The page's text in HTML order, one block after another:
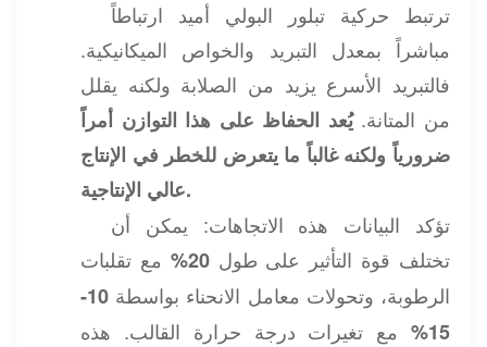
ترتبط حركية تبلور البولي أميد ارتباطاً
مباشراً بمعدل التبريد والخواص الميكانيكية.
فالتبريد الأسرع يزيد من الصلابة ولكنه يقلل
من المتانة.يُعد الحفاظ على هذا التوازن أمراً
ضرورياً ولكنه غالباً ما يتعرض للخطر في الإنتاج
عالي الإنتاجية.
تؤكد البيانات هذه الاتجاهات: يمكن أن
تختلف قوة التأثير على طول20%
مع تقلبات
الرطوبة، وتحولات معامل الانحناء بواسطة
10-
15%
مع تغيرات درجة حرارة القالب. هذه